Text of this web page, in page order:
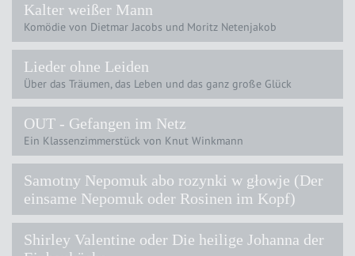
Kalter weißer Mann
Komödie von Dietmar Jacobs und Moritz Netenjakob
Lieder ohne Leiden
Über das Träumen, das Leben und das ganz große Glück
OUT - Gefangen im Netz
Ein Klassenzimmerstück von Knut Winkmann
Samotny Nepomuk abo rozynki w głowje (Der
einsame Nepomuk oder Rosinen im Kopf)
Shirley Valentine oder Die heilige Johanna der